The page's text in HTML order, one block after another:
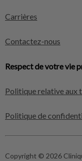
Carrières
Contactez-nous
Respect de votre vie
Politique relative aux
Politique de
Copyright © 2026